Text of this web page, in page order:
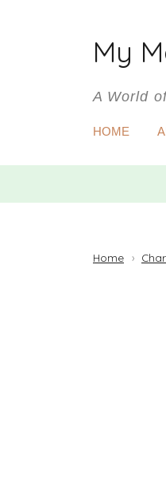
My
A World
HOME
Home ›